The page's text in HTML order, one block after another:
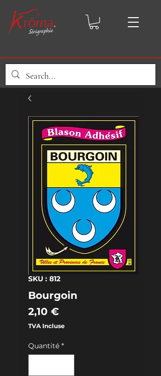
SKU : 812
Bourgoin
2,10 €Prix
TVA Incluse
Quantité *